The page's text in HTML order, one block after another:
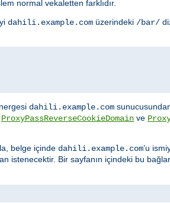
normal vekaletten farklıdır.
dahili.example.com üzerindeki /bar/
dahili.example.com
ProxyPassReverseCookieDomain ve
belge içinde dahili.example.com’u
istenecektir. Bir sayfanın içindeki bu